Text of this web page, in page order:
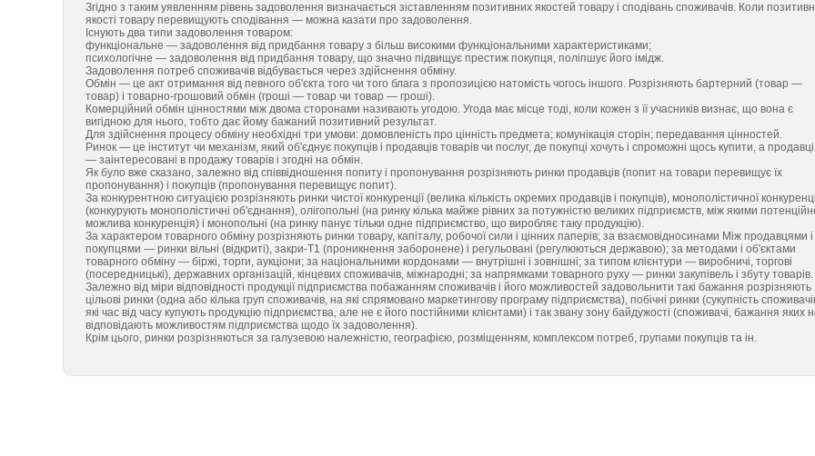
Згідно з таким уявленням рівень задоволення визначається зіставленням позитивних якостей товару і сподівань споживачів. Коли
якості товару перевищують сподівання — можна казати про задоволення.
Існують два типи задоволення товаром:
функціональне — задоволення від придбання товару з більш високими функціональними характеристиками;
психологічне — задоволення від придбання товару, що значно підвищує престиж покупця, поліпшує його імідж.
Задоволення потреб споживачів відбувається через здійснення обміну.
Обмін — це акт отримання від певного об'єкта того чи того блага з пропозицією натомість чогось іншого. Розрізняють бартерний (товар —
товар) і товарно-грошовий обмін (гроші — товар чи товар — гроші).
Комерційний обмін цінностями між двома сторонами називають угодою. Угода має місце тоді, коли кожен з її учасників визнає, що вона є
вигідною для нього, тобто дає йому бажаний позитивний результат.
Для здійснення процесу обміну необхідні три умови: домовленість про цінність предмета; комунікація сторін; передавання цінностей.
Ринок — це інститут чи механізм, який об'єднує покупців і продавців товарів чи послуг, де покупці хочуть і спроможні щось купити, а продавці
— заінтересовані в продажу товарів і згодні на обмін.
Як було вже сказано, залежно від співвідношення попиту і пропонування розрізняють ринки продавців (попит на товари перевищує їх
пропонування) і покупців (пропонування перевищує попит).
За конкурентною ситуацією розрізняють ринки чистої конкуренції (велика кількість окремих продавців і покупців), монополістичної
(конкурують монополістичні об'єднання), олігопольні (на ринку кілька майже рівних за потужністю великих підприємств, між якими
можлива конкуренція) і монопольні (на ринку панує тільки одне підприємство, що виробляє таку продукцію).
За характером товарного обміну розрізняють ринки товару, капіталу, робочої сили і цінних паперів; за взаємовідносинами Між продавцями і
покупцями — ринки вільні (відкриті), закри-Т1 (проникнення заборонене) і регульовані (регулюються державою); за методами і об'єктами
товарного обміну — біржі, торги, аукціони; за національними кордонами — внутрішні і зовнішні; за типом клієнтури — виробничі, торгові
(посередницькі), державних організацій, кінцевих споживачів, міжнародні; за напрямками товарного руху — ринки закупівель і збуту товарів.
Залежно від міри відповідності продукції підприємства побажанням споживачів і його можливостей задовольнити такі бажання розрізняють
цільові ринки (одна або кілька груп споживачів, на які спрямовано маркетингову програму підприємства), побічні ринки (сукупність
які час від часу купують продукцію підприємства, але не є його постійними клієнтами) і так звану зону байдужості (споживачі, бажання яких
відповідають можливостям підприємства щодо їх задоволення).
Крім цього, ринки розрізняються за галузевою належністю, географією, розміщенням, комплексом потреб, групами покупців та ін.